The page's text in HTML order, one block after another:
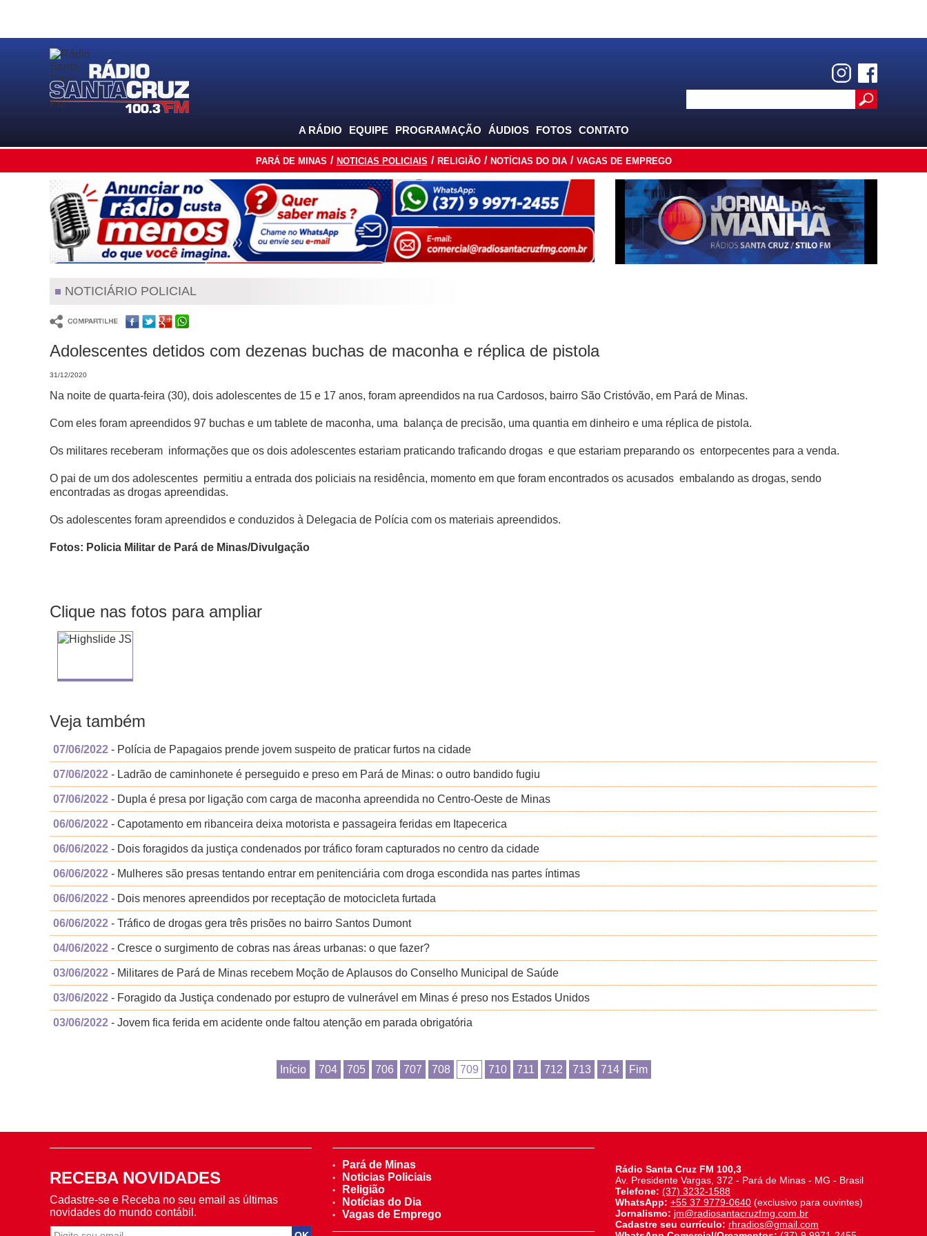
A RÁDIO EQUIPE PROGRAMAÇÃO ÁUDIOS FOTOS CONTATO
PARÁ DE MINAS NOTICIAS POLICIAIS RELIGIÃO NOTÍCIAS DO DIA VAGAS DE EMPREGO
NOTICIÁRIO POLICIAL
Adolescentes detidos com dezenas buchas de maconha e réplica de pistola
31/12/2020
Na noite de quarta-feira (30), dois adolescentes de 15 e 17 anos, foram apreendidos na rua Cardosos, bairro São Cristóvão, em Pará de Minas.
Com eles foram apreendidos 97 buchas e um tablete de maconha, uma balança de precisão, uma quantia em dinheiro e uma réplica de pistola.
Os militares receberam informações que os dois adolescentes estariam praticando traficando drogas e que estariam preparando os entorpecentes para a venda.
O pai de um dos adolescentes permitiu a entrada dos policiais na residência, momento em que foram encontrados os acusados embalando as drogas, sendo
encontradas as drogas apreendidas.
Os adolescentes foram apreendidos e conduzidos à Delegacia de Polícia com os materiais apreendidos.
Fotos: Policia Militar de Pará de Minas/Divulgação
Clique nas fotos para ampliar
Veja também
07/06/2022 - Polícia de Papagaios prende jovem suspeito de praticar furtos na cidade
07/06/2022 - Ladrão de caminhonete é perseguido e preso em Pará de Minas: o outro bandido fugiu
07/06/2022 - Dupla é presa por ligação com carga de maconha apreendida no Centro-Oeste de Minas
06/06/2022 - Capotamento em ribanceira deixa motorista e passageira feridas em Itapecerica
06/06/2022 - Dois foragidos da justiça condenados por tráfico foram capturados no centro da cidade
06/06/2022 - Mulheres são presas tentando entrar em penitenciária com droga escondida nas partes íntimas
06/06/2022 - Dois menores apreendidos por receptação de motocicleta furtada
06/06/2022 - Tráfico de drogas gera três prisões no bairro Santos Dumont
04/06/2022 - Cresce o surgimento de cobras nas áreas urbanas: o que fazer?
03/06/2022 - Militares de Pará de Minas recebem Moção de Aplausos do Conselho Municipal de Saúde
03/06/2022 - Foragido da Justiça condenado por estupro de vulnerável em Minas é preso nos Estados Unidos
03/06/2022 - Jovem fica ferida em acidente onde faltou atenção em parada obrigatória
Início 704 705 706 707 708 709 710 711 712 713 714 Fim
RECEBA NOVIDADES
Cadastre-se e Receba no seu email as últimas
novidades do mundo contábil.
Pará de Minas
Noticias Policiais
Religião
Notícias do Dia
Vagas de Emprego
Rádio Santa Cruz FM 100,3
Av. Presidente Vargas, 372 - Pará de Minas - MG - Brasil
Telefone: (37) 3232-1588
WhatsApp: +55 37 9779-0640 (exclusivo para ouvintes)
Jornalismo: jm@radiosantacruzfmg.com.br
Cadastre seu currículo: rhradios@gmail.com